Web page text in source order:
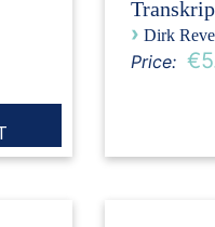
› Dirk
Price: